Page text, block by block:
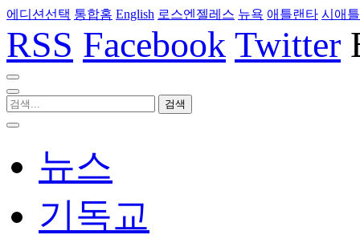
에디션선택 통합홈 English 로스엔젤레스 뉴욕 애틀랜타 시애틀
RSS Facebook Twitter
뉴스
기독교